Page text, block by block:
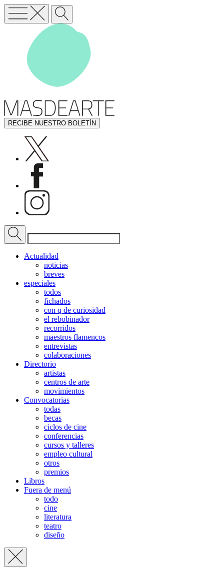
RECIBE NUESTRO BOLETÍN
Actualidad
noticias
breves
especiales
todos
fichados
con q de curiosidad
el rebobinador
recorridos
maestros flamencos
entrevistas
colaboraciones
Directorio
artistas
centros de arte
movimientos
Convocatorias
todas
becas
ciclos de cine
conferencias
cursos y talleres
empleo cultural
otros
premios
Libros
Fuera de menú
todo
cine
literatura
teatro
diseño